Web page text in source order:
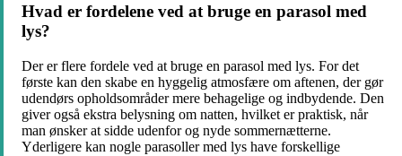
Hvad er fordelene ved at bruge en parasol med
lys?
Der er flere fordele ved at bruge en parasol med lys. For det
første kan den skabe en hyggelig atmosfære om aftenen, der gør
udendørs opholdsområder mere behagelige og indbydende. Den
giver også ekstra belysning om natten, hvilket er praktisk, når
man ønsker at sidde udenfor og nyde sommernætterne.
Yderligere kan nogle parasoller med lys have forskellige